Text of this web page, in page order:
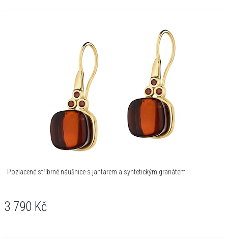
Pozlacené stříbrné náušnice s jantarem a syntetickým granátem
3 790 Kč